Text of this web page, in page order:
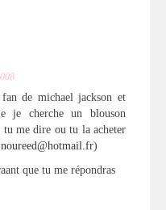
de michael jackson et
je cherche un blouson
me dire ou tu la acheter
noureed@hotmail.fr)
que tu me répondras